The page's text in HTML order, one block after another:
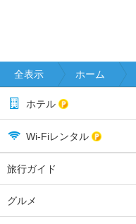
全表示 ホーム
ホテル
Wi-Fiレンタル
旅行ガイド
グルメ